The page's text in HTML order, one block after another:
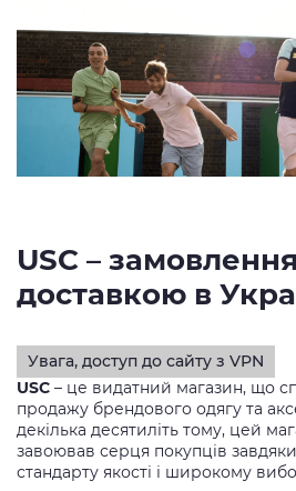
USC –
доставкою в
Увага, доступ до сайту з VPN
USC – це видатний магазин, що
продажу брендового одягу та
декілька десятиліть тому, цей
завоював серця покупців
стандарту якості і широкому